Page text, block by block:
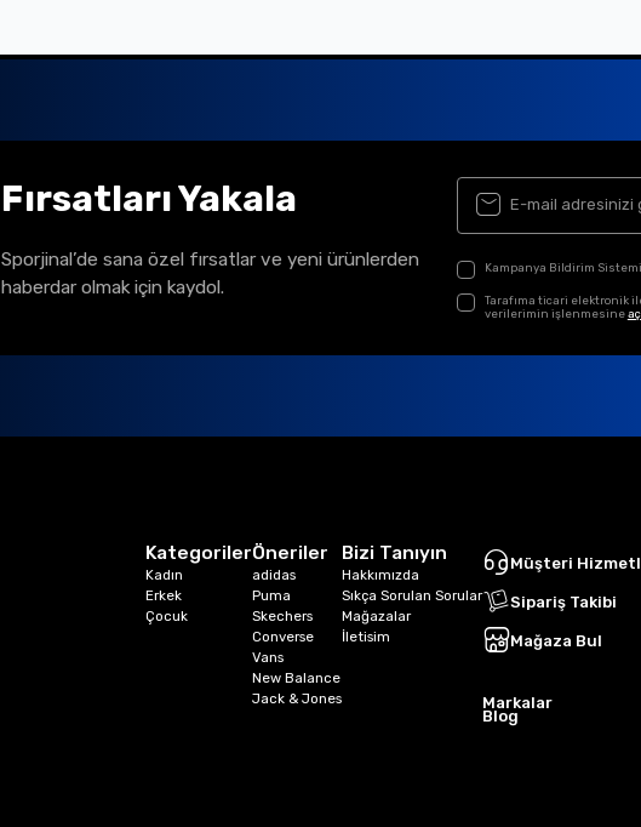
Fırsatları Yakala
Sporjinal’de sana özel fırsatlar ve yeni ürünlerden
haberdar olmak için kaydol.
Kampanya Bildirim Sistemi
Tarafıma ticari elektronik
verilerimin işlenmesine
Kategoriler
Kadın
Erkek
Çocuk
Öneriler
adidas
Puma
Skechers
Converse
Vans
New Balance
Jack & Jones
Bizi Tanıyın
Hakkımızda
Sıkça Sorulan Sorular
Mağazalar
İletisim
Müşteri
Sipariş Takibi
Mağaza Bul
Markalar
Blog